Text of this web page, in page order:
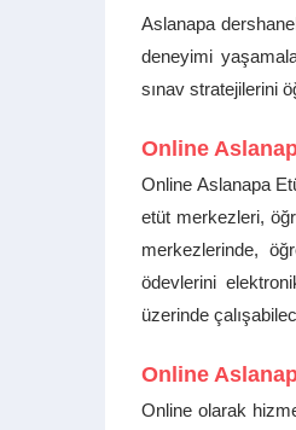
Aslanapa
deneyimi
sınav stratejilerini
Online
Online Aslanapa
etüt merkezleri,
merkezlerinde,
ödevlerini
üzerinde
Online
Online olarak